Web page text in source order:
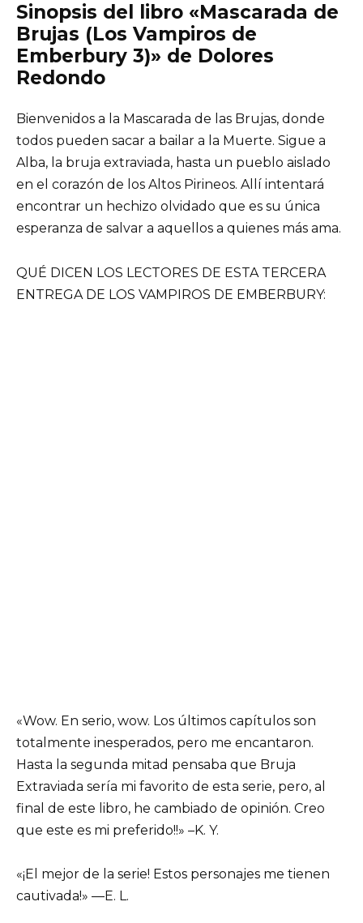
Sinopsis del libro «Mascarada de
Brujas (Los Vampiros de
Emberbury 3)» de Dolores
Redondo
Bienvenidos a la Mascarada de las Brujas, donde
todos pueden sacar a bailar a la Muerte. Sigue a
Alba, la bruja extraviada, hasta un pueblo aislado
en el corazón de los Altos Pirineos. Allí intentará
encontrar un hechizo olvidado que es su única
esperanza de salvar a aquellos a quienes más ama.
QUÉ DICEN LOS LECTORES DE ESTA TERCERA
ENTREGA DE LOS VAMPIROS DE EMBERBURY:
«Wow. En serio, wow. Los últimos capítulos son
totalmente inesperados, pero me encantaron.
Hasta la segunda mitad pensaba que Bruja
Extraviada sería mi favorito de esta serie, pero, al
final de este libro, he cambiado de opinión. Creo
que este es mi preferido!!» –K. Y.
«¡El mejor de la serie! Estos personajes me tienen
cautivada!» —E. L.